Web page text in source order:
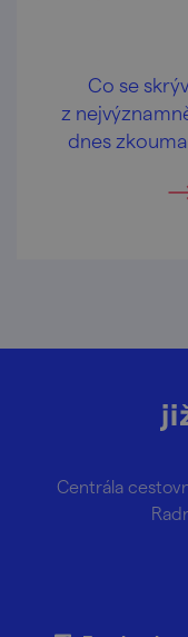
Co se
z
dnes
i
Centrála